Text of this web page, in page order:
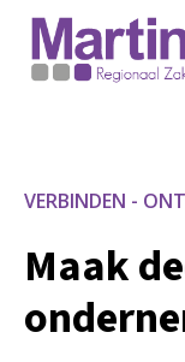
VERBINDEN -
Maak